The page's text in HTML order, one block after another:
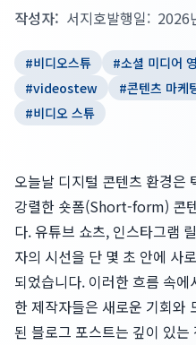
작성자: 서지호발행일: 2026
#비디오스튜 #소셜 미디어
#videostew #콘텐츠 마케
#비디오 스튜
오늘날 디지털 콘텐츠 환경은
강렬한 숏폼(Short-form) 콘
다. 유튜브 쇼츠, 인스타그램
자의 시선을 단 몇 초 안에 사
되었습니다. 이러한 흐름 속
한 제작자들은 새로운 기회와
된 블로그 포스트는 깊이 있